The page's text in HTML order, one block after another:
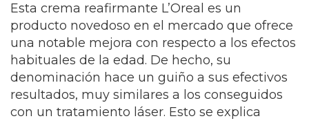
Esta crema reafirmante L’Oreal es un
producto novedoso en el mercado que ofrece
una notable mejora con respecto a los efectos
habituales de la edad. De hecho, su
denominación hace un guiño a sus efectivos
resultados, muy similares a los conseguidos
con un tratamiento láser. Esto se explica